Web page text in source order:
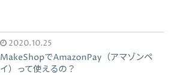
2020.10.25
MakeShopでAmazonPay（アマゾンペ
イ）って使えるの？